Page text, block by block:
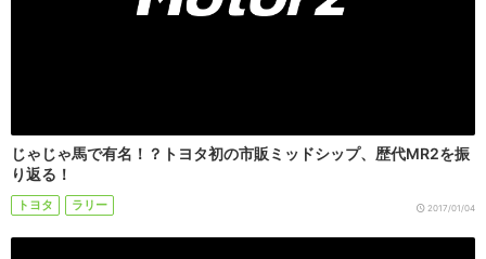
じゃじゃ馬で有名！？トヨタ初の市販ミッドシップ、歴代MR2を振
り返る！
トヨタ ラリー 2017/01/04